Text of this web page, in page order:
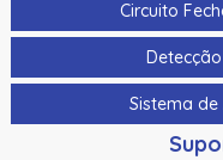
Circuito
Sistema